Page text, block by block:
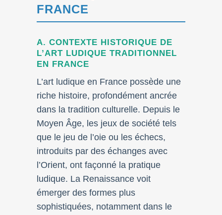
FRANCE
A. CONTEXTE HISTORIQUE DE
L’ART LUDIQUE TRADITIONNEL
EN FRANCE
L’art ludique en France possède une
riche histoire, profondément ancrée
dans la tradition culturelle. Depuis le
Moyen Âge, les jeux de société tels
que le jeu de l’oie ou les échecs,
introduits par des échanges avec
l’Orient, ont façonné la pratique
ludique. La Renaissance voit
émerger des formes plus
sophistiquées, notamment dans le